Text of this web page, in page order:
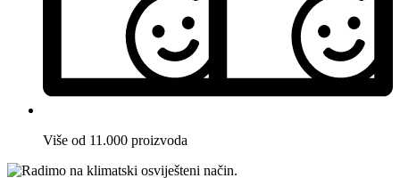
Više od 11.000 proizvoda